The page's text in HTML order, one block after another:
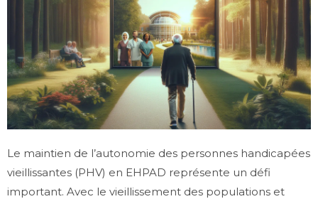
Le maintien de l’autonomie des personnes handicapées
vieillissantes (PHV) en EHPAD représente un défi
important. Avec le vieillissement des populations et